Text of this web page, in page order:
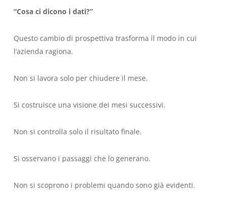
“Cosa ci dicono i dati?”
Questo cambio di prospettiva trasforma il modo in cui
l’azienda ragiona.
Non si lavora solo per chiudere il mese.
Si costruisce una visione dei mesi successivi.
Non si controlla solo il risultato finale.
Si osservano i passaggi che lo generano.
Non si scoprono i problemi quando sono già evidenti.